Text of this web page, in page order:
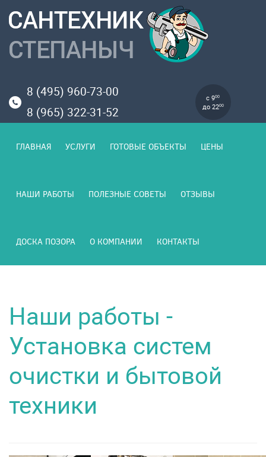
8 (495) 960-73-00
8 (965) 322-31-52
с 900
до 2200
ГЛАВНАЯ УСЛУГИ ГОТОВЫЕ ОБЪЕКТЫ ЦЕНЫ
НАШИ РАБОТЫ ПОЛЕЗНЫЕ СОВЕТЫ ОТЗЫВЫ
ДОСКА ПОЗОРА О КОМПАНИИ КОНТАКТЫ
Наши работы -
Установка систем
очистки и бытовой
техники